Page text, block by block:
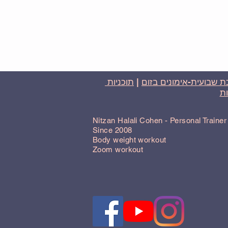
שבועית-אימונים בזום
תוכניות
Nitzan Halali Cohen - Personal
Since 2008
Body weight workout
Zoom workout